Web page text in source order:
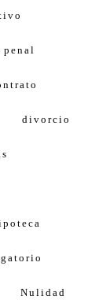
penal
divorcio
Nulidad